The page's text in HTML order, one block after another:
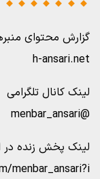
گزارش محتوای
h-ansari.net
لینک کانال تلگرامی
@menbar_ansari
لینک پخش زنده در
menbar_ansari?i)